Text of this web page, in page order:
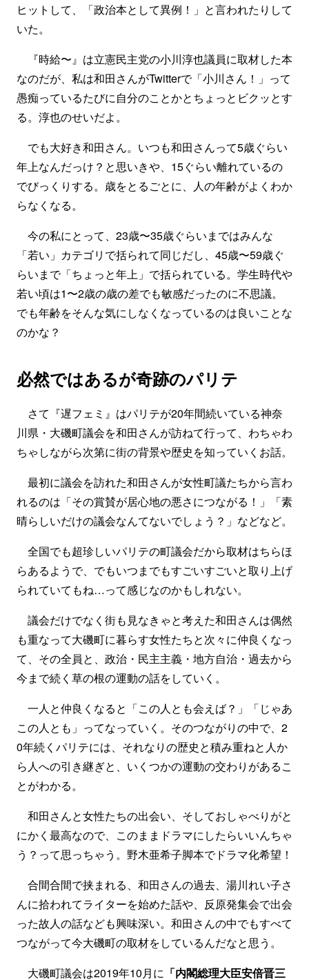
ヒットして、「政治本として異例！」と言われたりして
いた。
『時給〜』は立憲民主党の小川淳也議員に取材した本
なのだが、私は和田さんがTwitterで「小川さん！」って
愚痴っているたびに自分のことかとちょっとビクッとす
る。淳也のせいだよ。
でも大好き和田さん。いつも和田さんって5歳ぐらい
年上なんだっけ？と思いきや、15ぐらい離れているの
でびっくりする。歳をとるごとに、人の年齢がよくわか
らなくなる。
今の私にとって、23歳〜35歳ぐらいまではみんな
「若い」カテゴリで括られて同じだし、45歳〜59歳ぐ
らいまで「ちょっと年上」で括られている。学生時代や
若い頃は1〜2歳の歳の差でも敏感だったのに不思議。
でも年齢をそんな気にしなくなっているのは良いことな
のかな？
必然ではあるが奇跡のパリテ
さて『遅フェミ』はパリテが20年間続いている神奈
川県・大磯町議会を和田さんが訪ねて行って、わちゃわ
ちゃしながら次第に街の背景や歴史を知っていくお話。
最初に議会を訪れた和田さんが女性町議たちから言わ
れるのは「その賞賛が居心地の悪さにつながる！」「素
晴らしいだけの議会なんてないでしょう？」などなど。
全国でも超珍しいパリテの町議会だから取材はちらほ
らあるようで、でもいつまでもすごいすごいと取り上げ
られていてもね…って感じなのかもしれない。
議会だけでなく街も見なきゃと考えた和田さんは偶然
も重なって大磯町に暮らす女性たちと次々に仲良くなっ
て、その全員と、政治・民主主義・地方自治・過去から
今まで続く草の根の運動の話をしていく。
一人と仲良くなると「この人とも会えば？」「じゃあ
この人とも」ってなっていく。そのつながりの中で、2
0年続くパリテには、それなりの歴史と積み重ねと人か
ら人への引き継ぎと、いくつかの運動の交わりがあるこ
とがわかる。
和田さんと女性たちの出会い、そしておしゃべりがと
にかく最高なので、このままドラマにしたらいいんちゃ
う？って思っちゃう。野木亜希子脚本でドラマ化希望！
合間合間で挟まれる、和田さんの過去、湯川れい子さ
んに拾われてライターを始めた話や、反原発集会で出会
った故人の話なども興味深い。和田さんの中でもすべて
つながって今大磯町の取材をしているんだなと思う。
大磯町議会は2019年10月に 「内閣総理大臣安倍晋三